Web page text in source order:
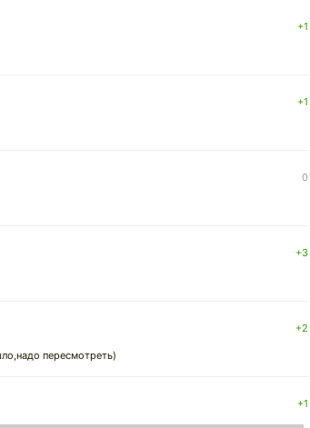
+1
+1
0
+3
+2
пересмотреть)
+1